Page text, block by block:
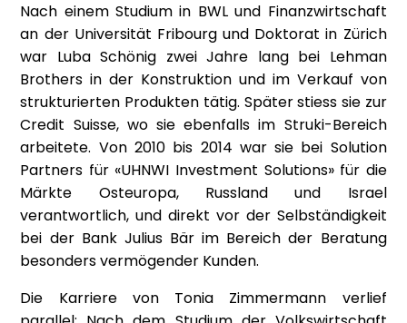
Nach einem Studium in BWL und Finanzwirtschaft
an der Universität Fribourg und Doktorat in Zürich
war Luba Schönig zwei Jahre lang bei Lehman
Brothers in der Konstruktion und im Verkauf von
strukturierten Produkten tätig. Später stiess sie zur
Credit Suisse, wo sie ebenfalls im Struki-Bereich
arbeitete. Von 2010 bis 2014 war sie bei Solution
Partners für «UHNWI Investment Solutions» für die
Märkte Osteuropa, Russland und Israel
verantwortlich, und direkt vor der Selbständigkeit
bei der Bank Julius Bär im Bereich der Beratung
besonders vermögender Kunden.
Die Karriere von Tonia Zimmermann verlief